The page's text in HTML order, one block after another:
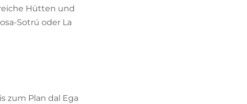
Hütten und
Sotrú oder La
zum Plan dal Ega